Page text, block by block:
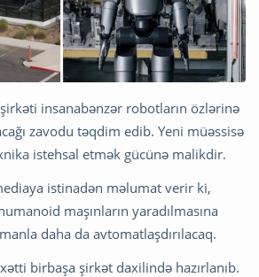
şirkəti insanabənzər robotların özlərinə
zavodu təqdim edib. Yeni müəssisə
istehsal etmək gücünə malikdir.
istinadən məlumat verir ki,
maşınların yaradılmasına
daha da avtomatlaşdırılacaq.
birbaşa şirkət daxilində hazırlanıb.